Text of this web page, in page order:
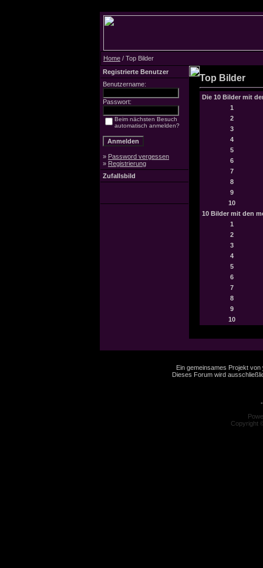
Home / Top Bilder
Registrierte Benutzer
Benutzername:
Passwort:
Beim nächsten Besuch
automatisch anmelden?
» Password vergessen
» Registrierung
Zufallsbild
Top Bilder
Die 10 Bilder mit
1
2
3
4
5
6
7
8
9
10
10 Bilder mit den
1
2
3
4
5
6
7
8
9
10
Ein gemeinsames Projekt von
Dieses Forum wird
Copyright